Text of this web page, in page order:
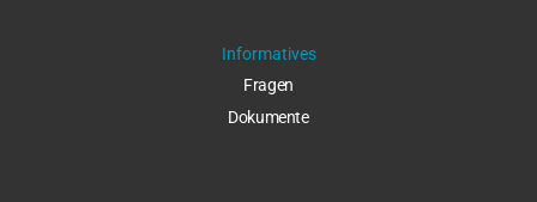
Informatives
Fragen
Dokumente